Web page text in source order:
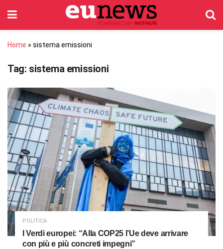
Home » sistema emissioni
Tag: sistema emissioni
POLITICA
I Verdi europei: “Alla COP25 l’Ue deve arrivare
con più e più concreti impegni”